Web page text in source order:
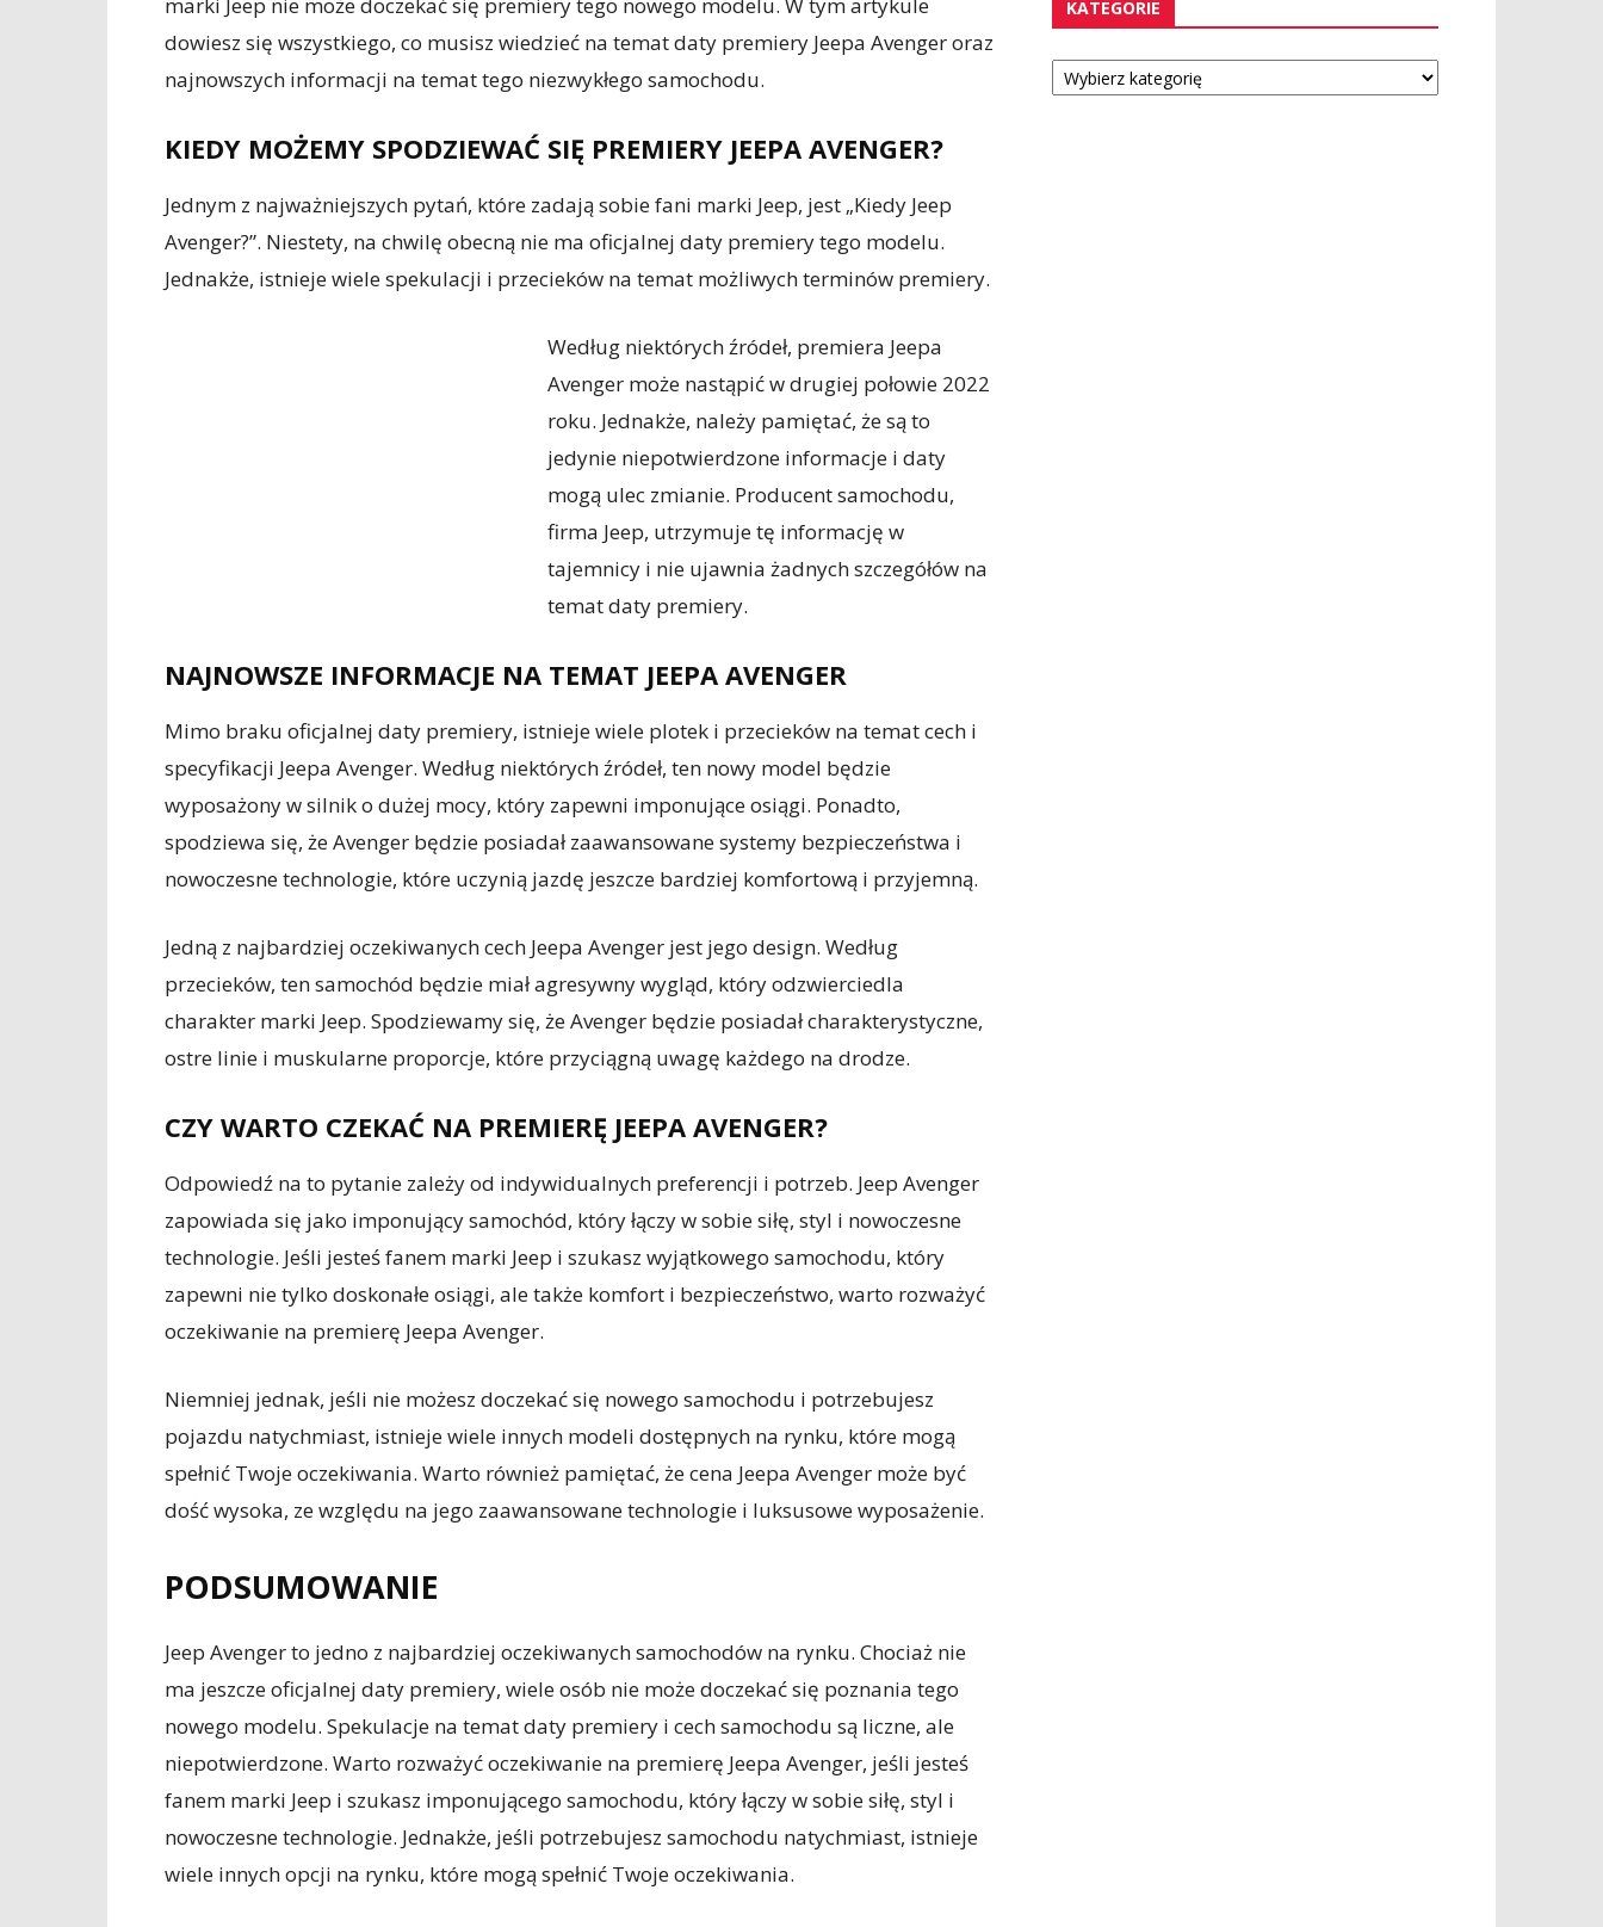
dowiesz się wszystkiego, co musisz wiedzieć na temat daty premiery Jeepa Avenger oraz
najnowszych informacji na temat tego niezwykłego samochodu.
KIEDY MOŻEMY SPODZIEWAĆ SIĘ PREMIERY JEEPA AVENGER?
Jednym z najważniejszych pytań, które zadają sobie fani marki Jeep, jest „Kiedy Jeep
Avenger?”. Niestety, na chwilę obecną nie ma oficjalnej daty premiery tego modelu.
Jednakże, istnieje wiele spekulacji i przecieków na temat możliwych terminów premiery.
Według niektórych źródeł, premiera Jeepa
Avenger może nastąpić w drugiej połowie 2022
roku. Jednakże, należy pamiętać, że są to
jedynie niepotwierdzone informacje i daty
mogą ulec zmianie. Producent samochodu,
firma Jeep, utrzymuje tę informację w
tajemnicy i nie ujawnia żadnych szczegółów na
temat daty premiery.
NAJNOWSZE INFORMACJE NA TEMAT JEEPA AVENGER
Mimo braku oficjalnej daty premiery, istnieje wiele plotek i przecieków na temat cech i
specyfikacji Jeepa Avenger. Według niektórych źródeł, ten nowy model będzie
wyposażony w silnik o dużej mocy, który zapewni imponujące osiągi. Ponadto,
spodziewa się, że Avenger będzie posiadał zaawansowane systemy bezpieczeństwa i
nowoczesne technologie, które uczynią jazdę jeszcze bardziej komfortową i przyjemną.
Jedną z najbardziej oczekiwanych cech Jeepa Avenger jest jego design. Według
przecieków, ten samochód będzie miał agresywny wygląd, który odzwierciedla
charakter marki Jeep. Spodziewamy się, że Avenger będzie posiadał charakterystyczne,
ostre linie i muskularne proporcje, które przyciągną uwagę każdego na drodze.
CZY WARTO CZEKAĆ NA PREMIERĘ JEEPA AVENGER?
Odpowiedź na to pytanie zależy od indywidualnych preferencji i potrzeb. Jeep Avenger
zapowiada się jako imponujący samochód, który łączy w sobie siłę, styl i nowoczesne
technologie. Jeśli jesteś fanem marki Jeep i szukasz wyjątkowego samochodu, który
zapewni nie tylko doskonałe osiągi, ale także komfort i bezpieczeństwo, warto rozważyć
oczekiwanie na premierę Jeepa Avenger.
Niemniej jednak, jeśli nie możesz doczekać się nowego samochodu i potrzebujesz
pojazdu natychmiast, istnieje wiele innych modeli dostępnych na rynku, które mogą
spełnić Twoje oczekiwania. Warto również pamiętać, że cena Jeepa Avenger może być
dość wysoka, ze względu na jego zaawansowane technologie i luksusowe wyposażenie.
PODSUMOWANIE
Jeep Avenger to jedno z najbardziej oczekiwanych samochodów na rynku. Chociaż nie
ma jeszcze oficjalnej daty premiery, wiele osób nie może doczekać się poznania tego
nowego modelu. Spekulacje na temat daty premiery i cech samochodu są liczne, ale
niepotwierdzone. Warto rozważyć oczekiwanie na premierę Jeepa Avenger, jeśli jesteś
fanem marki Jeep i szukasz imponującego samochodu, który łączy w sobie siłę, styl i
nowoczesne technologie. Jednakże, jeśli potrzebujesz samochodu natychmiast, istnieje
wiele innych opcji na rynku, które mogą spełnić Twoje oczekiwania.
KATEGORIE
Kategorie